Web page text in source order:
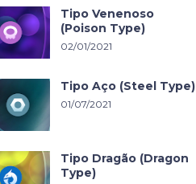
Tipo Venenoso
(Poison Type)
02/01/2021
Tipo Aço (Steel Type)
01/07/2021
Tipo Dragão (Dragon
Type)